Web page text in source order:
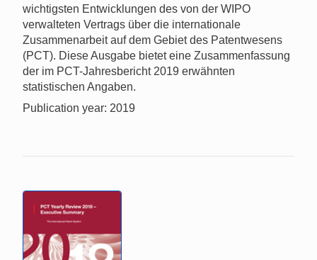
wichtigsten Entwicklungen des von der WIPO
verwalteten Vertrags über die internationale
Zusammenarbeit auf dem Gebiet des Patentwesens
(PCT). Diese Ausgabe bietet eine Zusammenfassung
der im PCT-Jahresbericht 2019 erwähnten
statistischen Angaben.
Publication year: 2019